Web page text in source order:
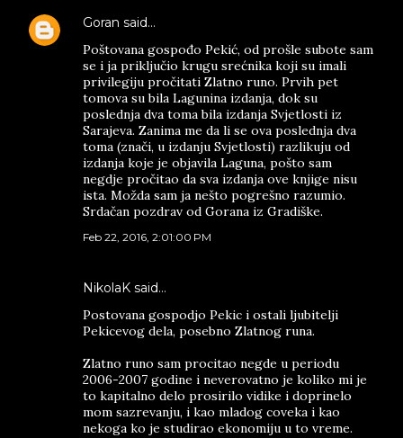
Goran said…
Poštovana gospođo Pekić, od prošle subote sam
se i ja priključio krugu srećnika koji su imali
privilegiju pročitati Zlatno runo. Prvih pet
tomova su bila Lagunina izdanja, dok su
poslednja dva toma bila izdanja Svjetlosti iz
Sarajeva. Zanima me da li se ova poslednja dva
toma (znači, u izdanju Svjetlosti) razlikuju od
izdanja koje je objavila Laguna, pošto sam
negdje pročitao da sva izdanja ove knjige nisu
ista. Možda sam ja nešto pogrešno razumio.
Srdačan pozdrav od Gorana iz Gradiške.
Feb 22, 2016, 2:01:00 PM
NikolaK said…
Postovana gospodjo Pekic i ostali ljubitelji
Pekicevog dela, posebno Zlatnog runa.
Zlatno runo sam procitao negde u periodu
2006-2007 godine i neverovatno je koliko mi je
to kapitalno delo prosirilo vidike i doprinelo
mom sazrevanju, i kao mladog coveka i kao
nekoga ko je studirao ekonomiju u to vreme.